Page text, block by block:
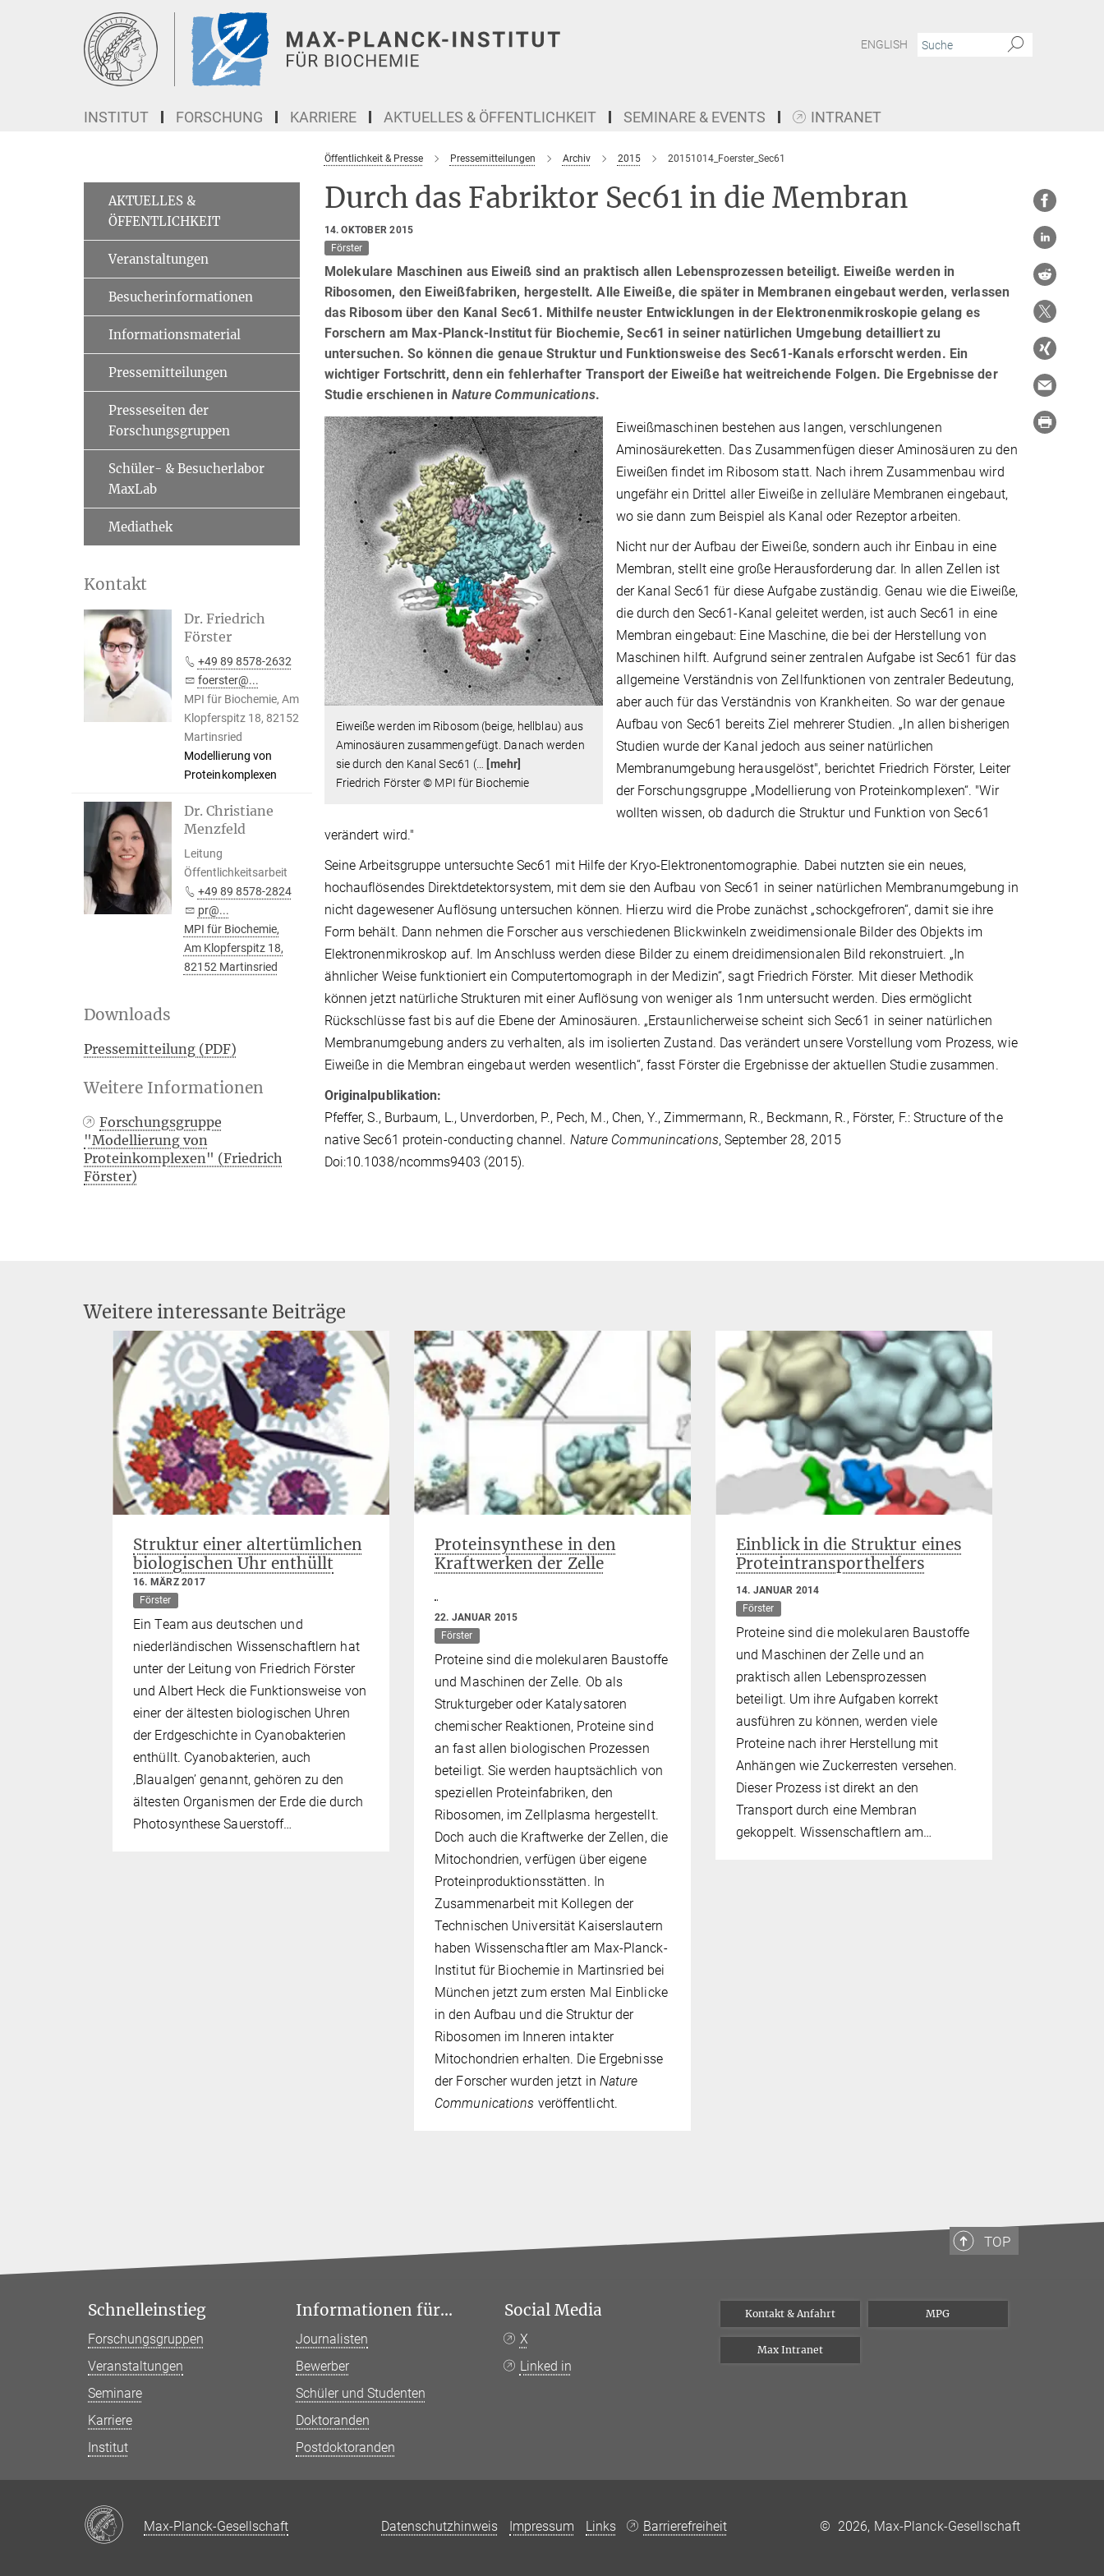
ENGLISH
INSTITUT FORSCHUNG KARRIERE AKTUELLES & ÖFFENTLICHKEIT SEMINARE & EVENTS INTRANET
Öffentlichkeit & Presse Pressemitteilungen Archiv 2015 20151014_Foerster_Sec61
Durch das Fabriktor Sec61 in die Membran
14. OKTOBER 2015
Förster
Molekulare Maschinen aus Eiweiß sind an praktisch allen Lebensprozessen beteiligt. Eiweiße werden in
Ribosomen, den Eiweißfabriken, hergestellt. Alle Eiweiße, die später in Membranen eingebaut werden, verlassen
das Ribosom über den Kanal Sec61. Mithilfe neuster Entwicklungen in der Elektronenmikroskopie gelang es
Forschern am Max-Planck-Institut für Biochemie, Sec61 in seiner natürlichen Umgebung detailliert zu
untersuchen. So können die genaue Struktur und Funktionsweise des Sec61-Kanals erforscht werden. Ein
wichtiger Fortschritt, denn ein fehlerhafter Transport der Eiweiße hat weitreichende Folgen. Die Ergebnisse der
Studie erschienen in Nature Communications.
Eiweiße werden im Ribosom (beige, hellblau) aus
Aminosäuren zusammengefügt. Danach werden
sie durch den Kanal Sec61 (…
[mehr]
Friedrich Förster © MPI für Biochemie
Eiweißmaschinen bestehen aus langen, verschlungenen
Aminosäureketten. Das Zusammenfügen dieser Aminosäuren zu den
Eiweißen findet im Ribosom statt. Nach ihrem Zusammenbau wird
ungefähr ein Drittel aller Eiweiße in zelluläre Membranen eingebaut,
wo sie dann zum Beispiel als Kanal oder Rezeptor arbeiten.
Nicht nur der Aufbau der Eiweiße, sondern auch ihr Einbau in eine
Membran, stellt eine große Herausforderung dar. In allen Zellen ist
der Kanal Sec61 für diese Aufgabe zuständig. Genau wie die Eiweiße,
die durch den Sec61-Kanal geleitet werden, ist auch Sec61 in eine
Membran eingebaut: Eine Maschine, die bei der Herstellung von
Maschinen hilft. Aufgrund seiner zentralen Aufgabe ist Sec61 für das
allgemeine Verständnis von Zellfunktionen von zentraler Bedeutung,
aber auch für das Verständnis von Krankheiten. So war der genaue
Aufbau von Sec61 bereits Ziel mehrerer Studien. „In allen bisherigen
Studien wurde der Kanal jedoch aus seiner natürlichen
Membranumgebung herausgelöst", berichtet Friedrich Förster, Leiter
der Forschungsgruppe „Modellierung von Proteinkomplexen“. "Wir
wollten wissen, ob dadurch die Struktur und Funktion von Sec61
verändert wird."
Seine Arbeitsgruppe untersuchte Sec61 mit Hilfe der Kryo-Elektronentomographie. Dabei nutzten sie ein neues,
hochauflösendes Direktdetektorsystem, mit dem sie den Aufbau von Sec61 in seiner natürlichen Membranumgebung in
nicht dagewesener Auflösung untersuchen können. Hierzu wird die Probe zunächst „schockgefroren“, damit sie ihre
Form behält. Dann nehmen die Forscher aus verschiedenen Blickwinkeln zweidimensionale Bilder des Objekts im
Elektronenmikroskop auf. Im Anschluss werden diese Bilder zu einem dreidimensionalen Bild rekonstruiert. „In
ähnlicher Weise funktioniert ein Computertomograph in der Medizin“, sagt Friedrich Förster. Mit dieser Methodik
können jetzt natürliche Strukturen mit einer Auflösung von weniger als 1nm untersucht werden. Dies ermöglicht
Rückschlüsse fast bis auf die Ebene der Aminosäuren. „Erstaunlicherweise scheint sich Sec61 in seiner natürlichen
Membranumgebung anders zu verhalten, als im isolierten Zustand. Das verändert unsere Vorstellung vom Prozess, wie
Eiweiße in die Membran eingebaut werden wesentlich“, fasst Förster die Ergebnisse der aktuellen Studie zusammen.
Originalpublikation:
Pfeffer, S., Burbaum, L., Unverdorben, P., Pech, M., Chen, Y., Zimmermann, R., Beckmann, R., Förster, F.: Structure of the
native Sec61 protein-conducting channel. Nature Communincations, September 28, 2015
Doi:10.1038/ncomms9403 (2015).
AKTUELLES &
ÖFFENTLICHKEIT
Veranstaltungen
Besucherinformationen
Informationsmaterial
Pressemitteilungen
Presseseiten der
Forschungsgruppen
Schüler- & Besucherlabor
MaxLab
Mediathek
Kontakt
Dr. Friedrich
Förster
+49 89 8578-2632
foerster@...
MPI für Biochemie, Am
Klopferspitz 18, 82152
Martinsried
Modellierung von
Proteinkomplexen
Dr. Christiane
Menzfeld
Leitung
Öffentlichkeitsarbeit
+49 89 8578-2824
pr@...
MPI für Biochemie,
Am Klopferspitz 18,
82152 Martinsried
Downloads
Pressemitteilung (PDF)
Weitere Informationen
Forschungsgruppe
"Modellierung von
Proteinkomplexen" (Friedrich
Förster)
Weitere interessante Beiträge
Struktur einer altertümlichen
biologischen Uhr enthüllt
16. MÄRZ 2017
Förster
Ein Team aus deutschen und
niederländischen Wissenschaftlern hat
unter der Leitung von Friedrich Förster
und Albert Heck die Funktionsweise von
einer der ältesten biologischen Uhren
der Erdgeschichte in Cyanobakterien
enthüllt. Cyanobakterien, auch
‚Blaualgen’ genannt, gehören zu den
ältesten Organismen der Erde die durch
Photosynthese Sauerstoff…
Proteinsynthese in den
Kraftwerken der Zelle
22. JANUAR 2015
Förster
Proteine sind die molekularen Baustoffe
und Maschinen der Zelle. Ob als
Strukturgeber oder Katalysatoren
chemischer Reaktionen, Proteine sind
an fast allen biologischen Prozessen
beteiligt. Sie werden hauptsächlich von
speziellen Proteinfabriken, den
Ribosomen, im Zellplasma hergestellt.
Doch auch die Kraftwerke der Zellen, die
Mitochondrien, verfügen über eigene
Proteinproduktionsstätten. In
Zusammenarbeit mit Kollegen der
Technischen Universität Kaiserslautern
haben Wissenschaftler am Max-Planck-
Institut für Biochemie in Martinsried bei
München jetzt zum ersten Mal Einblicke
in den Aufbau und die Struktur der
Ribosomen im Inneren intakter
Mitochondrien erhalten. Die Ergebnisse
der Forscher wurden jetzt in Nature
Communications veröffentlicht.
Einblick in die Struktur eines
Proteintransporthelfers
14. JANUAR 2014
Förster
Proteine sind die molekularen Baustoffe
und Maschinen der Zelle und an
praktisch allen Lebensprozessen
beteiligt. Um ihre Aufgaben korrekt
ausführen zu können, werden viele
Proteine nach ihrer Herstellung mit
Anhängen wie Zuckerresten versehen.
Dieser Prozess ist direkt an den
Transport durch eine Membran
gekoppelt. Wissenschaftlern am…
TOP
Schnelleinstieg
Forschungsgruppen
Veranstaltungen
Seminare
Karriere
Institut
Informationen für...
Journalisten
Bewerber
Schüler und Studenten
Doktoranden
Postdoktoranden
Social Media
X
Linked in
Kontakt & Anfahrt MPG
Max Intranet
Max-Planck-Gesellschaft Datenschutzhinweis Impressum Links Barrierefreiheit © 2026, Max-Planck-Gesellschaft